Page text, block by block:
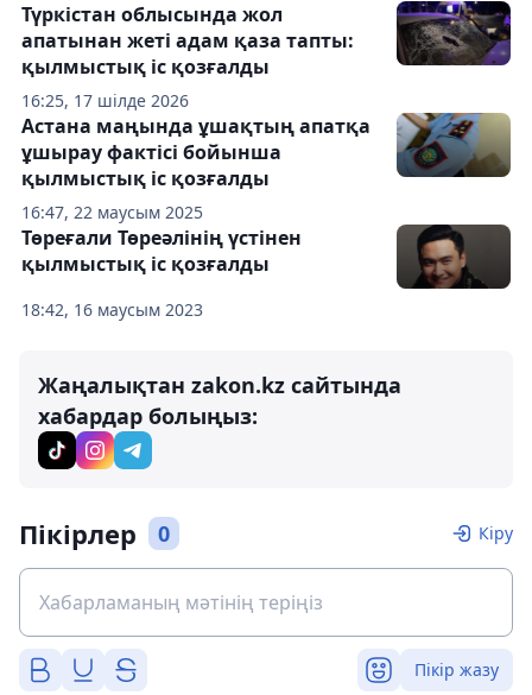
16:25, 17 шілде 2026
Түркістан облысында жол
апатынан жеті адам қаза тапты:
қылмыстық іс қозғалды
16:47, 22 маусым 2025
Астана маңында ұшақтың апатқа
ұшырау фактісі бойынша
қылмыстық іс қозғалды
18:42, 16 маусым 2023
Төреғали Төреәлінің үстінен
қылмыстық іс қозғалды
Жаңалықтан zakon.kz сайтында
хабардар болыңыз:
Пікірлер 0 Кіру
Пікір жазу